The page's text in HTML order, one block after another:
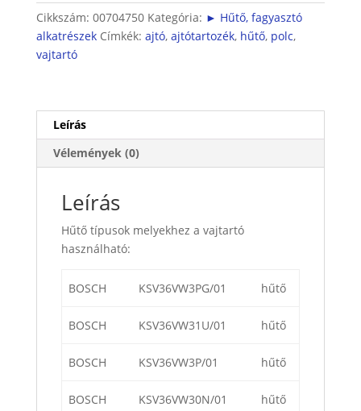
Cikkszám: 00704750 Kategória: ► Hűtő, fagyasztó
alkatrészek Címkék: ajtó, ajtótartozék, hűtő, polc,
vajtartó
Leírás
Vélemények (0)
Leírás
Hűtő típusok melyekhez a vajtartó
használható:
BOSCH KSV36VW3PG/01 hűtő
BOSCH KSV36VW31U/01 hűtő
BOSCH KSV36VW3P/01 hűtő
BOSCH KSV36VW30N/01 hűtő